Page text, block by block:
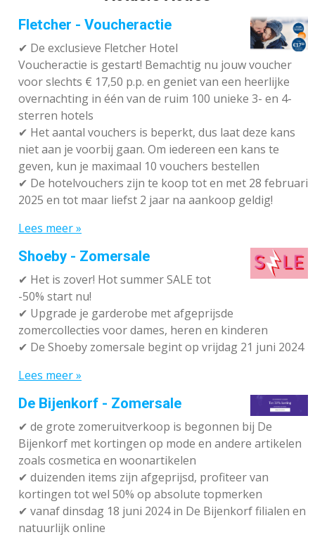
Fletcher - Voucheractie
✔ De exclusieve Fletcher Hotel
Voucheractie is gestart! Bemachtig nu jouw voucher
voor slechts € 17,50 p.p. en geniet van een heerlijke
overnachting in één van de ruim 100 unieke 3- en 4-
sterren hotels
✔ Het aantal vouchers is beperkt, dus laat deze kans
niet aan je voorbij gaan. Om iedereen een kans te
geven, kun je maximaal 10 vouchers bestellen
✔ De hotelvouchers zijn te koop tot en met 28 februari
2025 en tot maar liefst 2 jaar na aankoop geldig!
Lees meer »
Shoeby - Zomersale
✔ Het is zover! Hot summer SALE tot
-50% start nu!
✔ Upgrade je garderobe met afgeprijsde
zomercollecties voor dames, heren en kinderen
✔ De Shoeby zomersale begint op vrijdag 21 juni 2024
Lees meer »
De Bijenkorf - Zomersale
✔ de grote zomeruitverkoop is begonnen bij De
Bijenkorf met kortingen op mode en andere artikelen
zoals cosmetica en woonartikelen
✔ duizenden items zijn afgeprijsd, profiteer van
kortingen tot wel 50% op absolute topmerken
✔ vanaf dinsdag 18 juni 2024 in De Bijenkorf filialen en
natuurlijk online